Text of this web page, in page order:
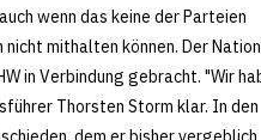
wenn das keine der Parteien
mithalten können. Der
in Verbindung gebracht. "Wir
Thorsten Storm klar. In den